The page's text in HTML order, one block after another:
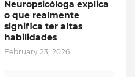
Neuropsicóloga explica
o que realmente
significa ter altas
habilidades
February 23, 2026